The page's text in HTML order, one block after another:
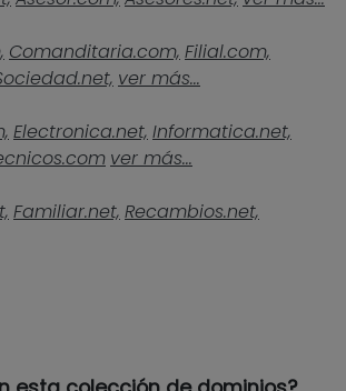
Comanditaria.com, Filial.com,
ver más...
Electronica.net, Informatica.net,
ver más...
Familiar.net, Recambios.net,